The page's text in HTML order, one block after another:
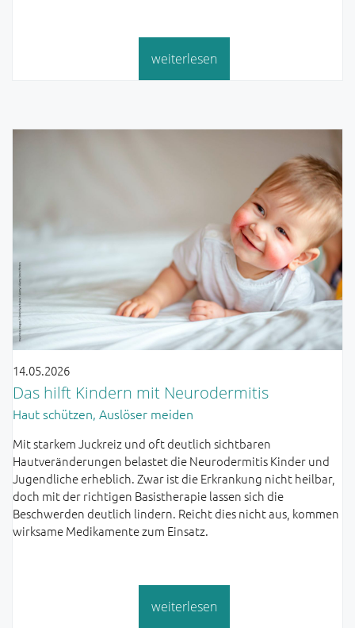
weiterlesen
14.05.2026
Das hilft Kindern mit Neurodermitis
Haut schützen, Auslöser meiden
Mit starkem Juckreiz und oft deutlich sichtbaren
Hautveränderungen belastet die Neurodermitis Kinder und
Jugendliche erheblich. Zwar ist die Erkrankung nicht heilbar,
doch mit der richtigen Basistherapie lassen sich die
Beschwerden deutlich lindern. Reicht dies nicht aus, kommen
wirksame Medikamente zum Einsatz.
weiterlesen